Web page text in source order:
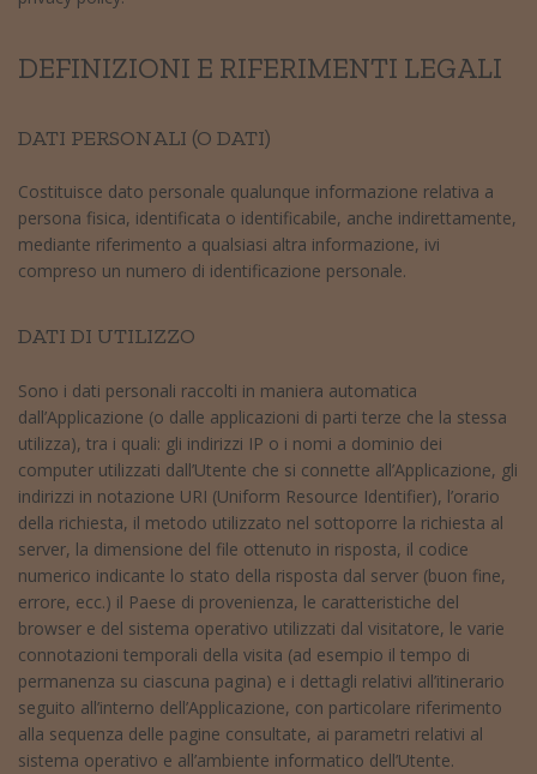
DEFINIZIONI E RIFERIMENTI LEGALI
DATI PERSONALI (O DATI)
Costituisce dato personale qualunque informazione relativa a
persona fisica, identificata o identificabile, anche indirettamente,
mediante riferimento a qualsiasi altra informazione, ivi
compreso un numero di identificazione personale.
DATI DI UTILIZZO
Sono i dati personali raccolti in maniera automatica
dall’Applicazione (o dalle applicazioni di parti terze che la stessa
utilizza), tra i quali: gli indirizzi IP o i nomi a dominio dei
computer utilizzati dall’Utente che si connette all’Applicazione, gli
indirizzi in notazione URI (Uniform Resource Identifier), l’orario
della richiesta, il metodo utilizzato nel sottoporre la richiesta al
server, la dimensione del file ottenuto in risposta, il codice
numerico indicante lo stato della risposta dal server (buon fine,
errore, ecc.) il Paese di provenienza, le caratteristiche del
browser e del sistema operativo utilizzati dal visitatore, le varie
connotazioni temporali della visita (ad esempio il tempo di
permanenza su ciascuna pagina) e i dettagli relativi all’itinerario
seguito all’interno dell’Applicazione, con particolare riferimento
alla sequenza delle pagine consultate, ai parametri relativi al
sistema operativo e all’ambiente informatico dell’Utente.